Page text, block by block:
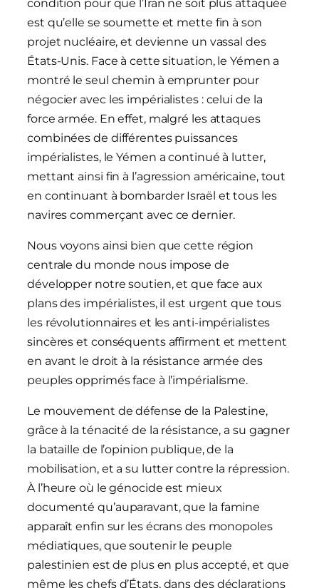
condition pour que l’Iran ne soit plus attaquée
est qu’elle se soumette et mette fin à son
projet nucléaire, et devienne un vassal des
États-Unis. Face à cette situation, le Yémen a
montré le seul chemin à emprunter pour
négocier avec les impérialistes : celui de la
force armée. En effet, malgré les attaques
combinées de différentes puissances
impérialistes, le Yémen a continué à lutter,
mettant ainsi fin à l’agression américaine, tout
en continuant à bombarder Israël et tous les
navires commerçant avec ce dernier.
Nous voyons ainsi bien que cette région
centrale du monde nous impose de
développer notre soutien, et que face aux
plans des impérialistes, il est urgent que tous
les révolutionnaires et les anti-impérialistes
sincères et conséquents affirment et mettent
en avant le droit à la résistance armée des
peuples opprimés face à l’impérialisme.
Le mouvement de défense de la Palestine,
grâce à la ténacité de la résistance, a su gagner
la bataille de l’opinion publique, de la
mobilisation, et a su lutter contre la répression.
À l’heure où le génocide est mieux
documenté qu’auparavant, que la famine
apparaît enfin sur les écrans des monopoles
médiatiques, que soutenir le peuple
palestinien est de plus en plus accepté, et que
même les chefs d’États, dans des déclarations